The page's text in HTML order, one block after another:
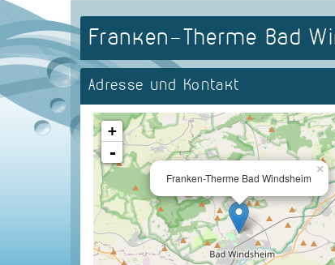
Franken-Therme Bad
Adresse und Kontakt
×
Franken-Therme Bad Windsheim
+
-